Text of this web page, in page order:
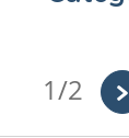
1/2